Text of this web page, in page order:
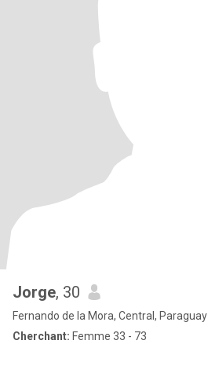
Jorge, 30
Fernando de la Mora, Central, Paraguay
Cherchant: Femme 33 - 73